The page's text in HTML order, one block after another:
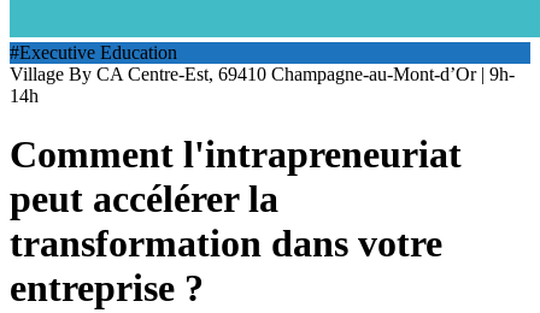
#Executive Education
Village By CA Centre-Est, 69410 Champagne-au-Mont-d’Or | 9h-
14h
Comment l'intrapreneuriat
peut accélérer la
transformation dans votre
entreprise ?